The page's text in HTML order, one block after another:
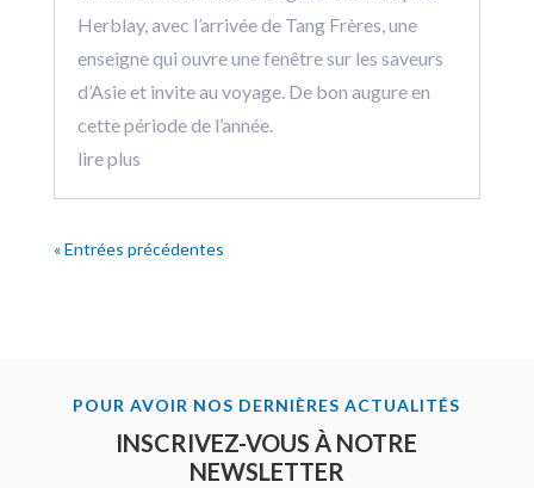
Herblay, avec l’arrivée de Tang Frères, une
enseigne qui ouvre une fenêtre sur les saveurs
d’Asie et invite au voyage. De bon augure en
cette période de l’année.
lire plus
« Entrées précédentes
POUR AVOIR NOS DERNIÈRES ACTUALITÉS
INSCRIVEZ-VOUS À NOTRE
NEWSLETTER